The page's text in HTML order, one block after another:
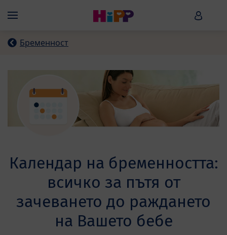
Menü HiPP
Бременност
Календар на бременността:
всичко за пътя от
зачеването до раждането
на Вашето бебе